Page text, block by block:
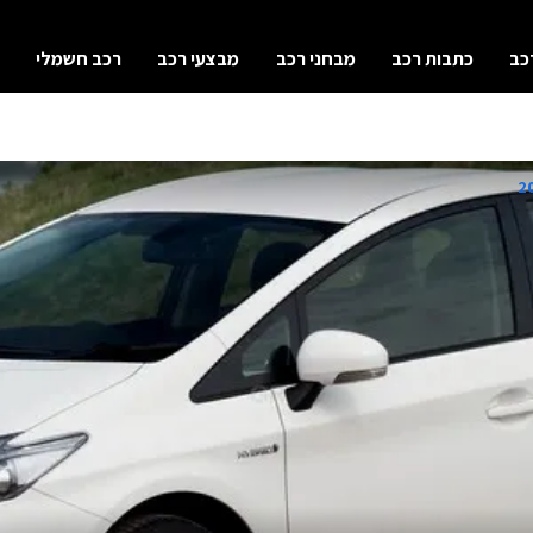
כתבות רכב מבחני רכב מבצעי רכב רכב חשמלי